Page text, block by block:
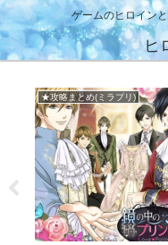
ゲームのヒロイン
ヒ
★攻略まとめ(ミラプリ)